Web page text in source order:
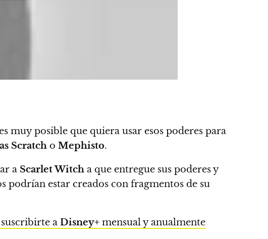
es muy posible que quiera usar esos poderes para
Scratch o Mephisto.
a Scarlet Witch a que entregue sus poderes y
podrían estar creados con fragmentos de su
suscribirte a Disney+ mensual y anualmente